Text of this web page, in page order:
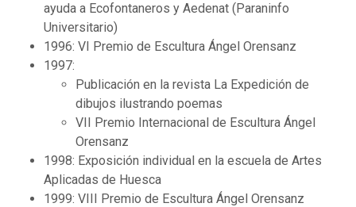
ayuda a Ecofontaneros y Aedenat (Paraninfo
Universitario)
1996: VI Premio de Escultura Ángel Orensanz
1997:
Publicación en la revista La Expedición de
dibujos ilustrando poemas
VII Premio Internacional de Escultura Ángel
Orensanz
1998: Exposición individual en la escuela de Artes
Aplicadas de Huesca
1999: VIII Premio de Escultura Ángel Orensanz